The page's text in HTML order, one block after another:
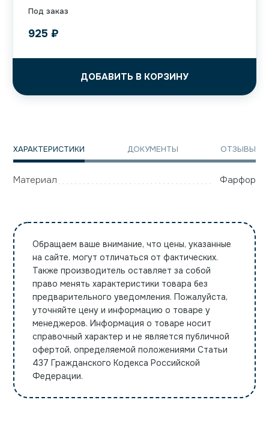
Под заказ
925 ₽
ДОБАВИТЬ В КОРЗИНУ
ХАРАКТЕРИСТИКИ ДОКУМЕНТЫ ОТЗЫВЫ
Материал Фарфор
Обращаем ваше внимание, что цены, указанные
на сайте, могут отличаться от фактических.
Также производитель оставляет за собой
право менять характеристики товара без
предварительного уведомления. Пожалуйста,
уточняйте цену и информацию о товаре у
менеджеров. Информация о товаре носит
справочный характер и не является публичной
офертой, определяемой положениями Статьи
437 Гражданского Кодекса Российской
Федерации.